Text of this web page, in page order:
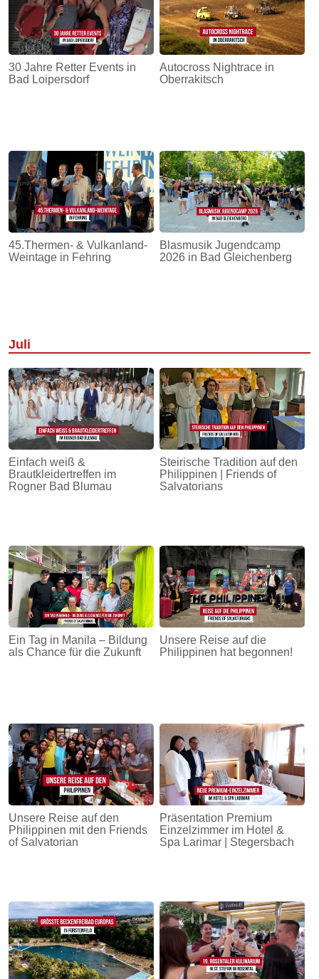
30 Jahre Retter Events in
Bad Loipersdorf
Autocross Nightrace in
Oberrakitsch
45.Thermen- & Vulkanland-
Weintage in Fehring
Blasmusik Jugendcamp
2026 in Bad Gleichenberg
Juli
Einfach weiß &
Brautkleidertreffen im
Rogner Bad Blumau
Steirische Tradition auf den
Philippinen | Friends of
Salvatorians
Ein Tag in Manila – Bildung
als Chance für die Zukunft
Unsere Reise auf die
Philippinen hat begonnen!
Unsere Reise auf den
Philippinen mit den Friends
of Salvatorian
Präsentation Premium
Einzelzimmer im Hotel &
Spa Larimar | Stegersbach